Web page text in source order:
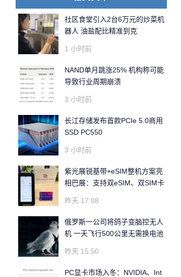
社区食堂引入2台6万元的炒菜机
器人 油盐配比精准到克
1 小时前
NAND单月跳涨25% 机构称可能
导致行业周期崩溃
3 小时前
长江存储发布首款PCIe 5.0商用
SSD PC550
3 小时前
紫光展锐基带+eSIM整机方案亮
相巴展：支持双eSIM、双SIM卡
昨天 17:08
俄罗斯一公司将鸽子变脑控无人
机 一天飞行500公里无需换电池
昨天 15:50
PC显卡市场入冬：NVIDIA、Int